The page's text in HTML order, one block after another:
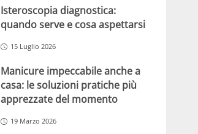
Isteroscopia diagnostica:
quando serve e cosa aspettarsi
15 Luglio 2026
Manicure impeccabile anche a
casa: le soluzioni pratiche più
apprezzate del momento
19 Marzo 2026